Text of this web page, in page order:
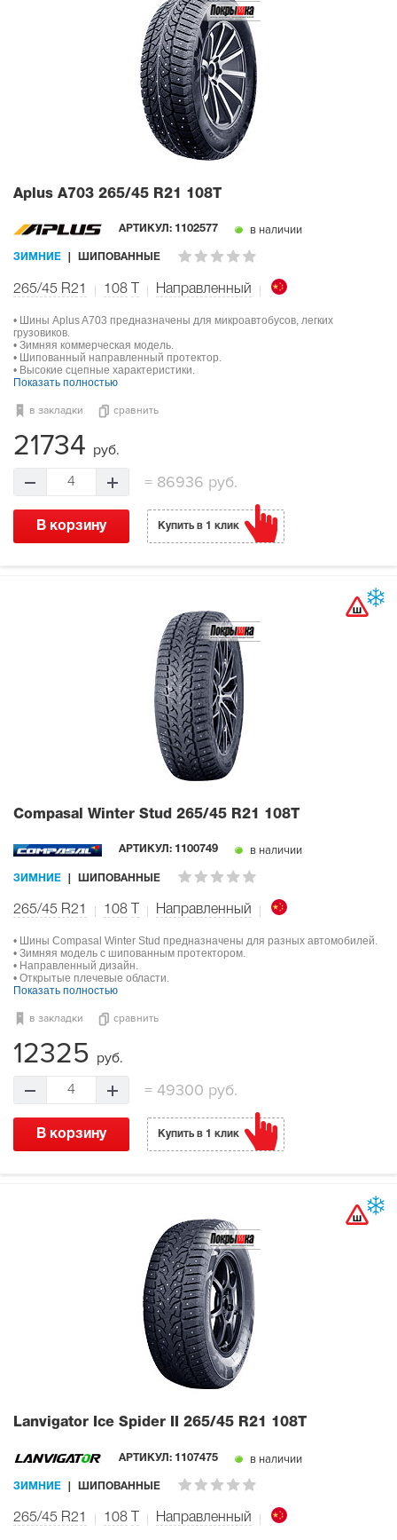
Aplus A703 265/45 R21 108T
АРТИКУЛ: 1102577 в наличии
ЗИМНИЕ ШИПОВАННЫЕ
265/45 R21 108 Направленный
• Шины Aplus A703 предназначены для микроавтобусов, легких
грузовиков.
• Зимняя коммерческая модель.
• Шипованный направленный протектор.
• Высокие сцепные характеристики.
Показать полностью
в закладки сравнить
21734 руб.
4 = 86936 руб.
В корзину Купить в 1 клик
Compasal Winter Stud 265/45 R21 108T
АРТИКУЛ: 1100749 в наличии
ЗИМНИЕ ШИПОВАННЫЕ
265/45 R21 108 Направленный
• Шины Compasal Winter Stud предназначены для разных автомобилей.
• Зимняя модель с шипованным протектором.
• Направленный дизайн.
• Открытые плечевые области.
Показать полностью
в закладки сравнить
12325 руб.
4 = 49300 руб.
В корзину Купить в 1 клик
Lanvigator Ice Spider II 265/45 R21 108T
АРТИКУЛ: 1107475 в наличии
ЗИМНИЕ ШИПОВАННЫЕ
265/45 R21 108 Направленный